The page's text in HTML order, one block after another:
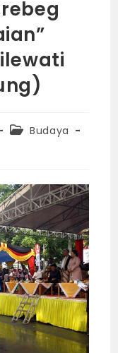
PostBudaya